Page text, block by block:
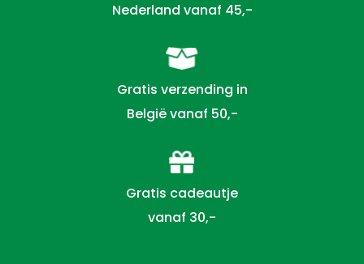
Nederland vanaf 45,-
Gratis verzending in
België vanaf 50,-
Gratis cadeautje
vanaf 30,-